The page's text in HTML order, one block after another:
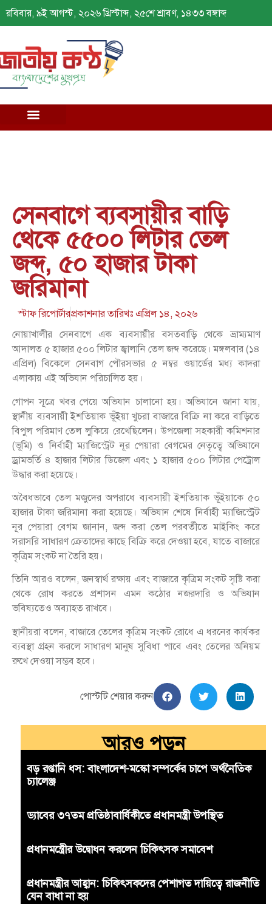
রবিবার, ৯ই আগস্ট, ২০২৬ খ্রিস্টাব্দ, ২৫শে শ্রাবণ, ১৪৩৩ বঙ্গাব্দ
সেনবাগে ব্যবসায়ীর বাড়ি
থেকে ৫৫০০ লিটার তেল
জব্দ, ৫০ হাজার টাকা
জরিমানা
স্টাফ রিপোর্টারপ্রকাশনার তারিখঃএপ্রিল ১৪, ২০২৬
নোয়াখালীর সেনবাগে এক ব্যবসায়ীর বসতবাড়ি থেকে ভ্রাম্যমাণ
আদালত ৫ হাজার ৫০০ লিটার জ্বালানি তেল জব্দ করেছে। মঙ্গলবার (১৪
এপ্রিল) বিকেলে সেনবাগ পৌরসভার ৫ নম্বর ওয়ার্ডের মধ্য কাদরা
এলাকায় এই অভিযান পরিচালিত হয়।
গোপন সূত্রে খবর পেয়ে অভিযান চালানো হয়। অভিযানে জানা যায়,
স্থানীয় ব্যবসায়ী ইশতিয়াক ভূঁইয়া খুচরা বাজারে বিক্রি না করে বাড়িতে
বিপুল পরিমাণ তেল লুকিয়ে রেখেছিলেন। উপজেলা সহকারী কমিশনার
(ভূমি) ও নির্বাহী ম্যাজিস্ট্রেট নূর পেয়ারা বেগমের নেতৃত্বে অভিযানে
ড্রামভর্তি ৪ হাজার লিটার ডিজেল এবং ১ হাজার ৫০০ লিটার পেট্রোল
উদ্ধার করা হয়েছে।
অবৈধভাবে তেল মজুদের অপরাধে ব্যবসায়ী ইশতিয়াক ভূঁইয়াকে ৫০
হাজার টাকা জরিমানা করা হয়েছে। অভিযান শেষে নির্বাহী ম্যাজিস্ট্রেট
নূর পেয়ারা বেগম জানান, জব্দ করা তেল পরবর্তীতে মাইকিং করে
সরাসরি সাধারণ ক্রেতাদের কাছে বিক্রি করে দেওয়া হবে, যাতে বাজারে
কৃত্রিম সংকট না তৈরি হয়।
তিনি আরও বলেন, জনস্বার্থ রক্ষায় এবং বাজারে কৃত্রিম সংকট সৃষ্টি করা
থেকে রোধ করতে প্রশাসন এমন কঠোর নজরদারি ও অভিযান
ভবিষ্যতেও অব্যাহত রাখবে।
স্থানীয়রা বলেন, বাজারে তেলের কৃত্রিম সংকট রোধে এ ধরনের কার্যকর
ব্যবস্থা গ্রহন করলে সাধারণ মানুষ সুবিধা পাবে এবং তেলের অনিয়ম
রুখে দেওয়া সম্ভব হবে।
পোস্টটি শেয়ার করুন
আরও পড়ুন
বড় রপ্তানি ধস: বাংলাদেশ-মস্কো সম্পর্কের চাপে অর্থনৈতিক
চ্যালেঞ্জ
ড্যাবের ৩৭তম প্রতিষ্ঠাবার্ষিকীতে প্রধানমন্ত্রী উপস্থিত
প্রধানমন্ত্রীের উদ্বোধন করলেন চিকিৎসক সমাবেশ
প্রধানমন্ত্রীর আহ্বান: চিকিৎসকদের পেশাগত দায়িত্বে রাজনীতি
যেন বাধা না হয়